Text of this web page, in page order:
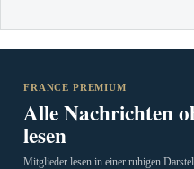
FRANCE PREMIUM
Alle Nachrichten
lesen
Mitglieder lesen in einer ruhigen